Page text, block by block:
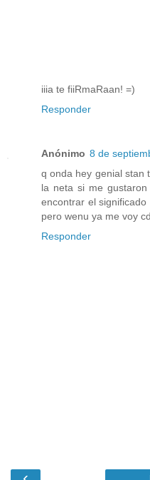
iiia te fiiRmaRaan! =)
Responder
Anónimo 8 de
q onda hey genial stan
la neta si me
encontrar el
pero wenu ya me voy
Responder